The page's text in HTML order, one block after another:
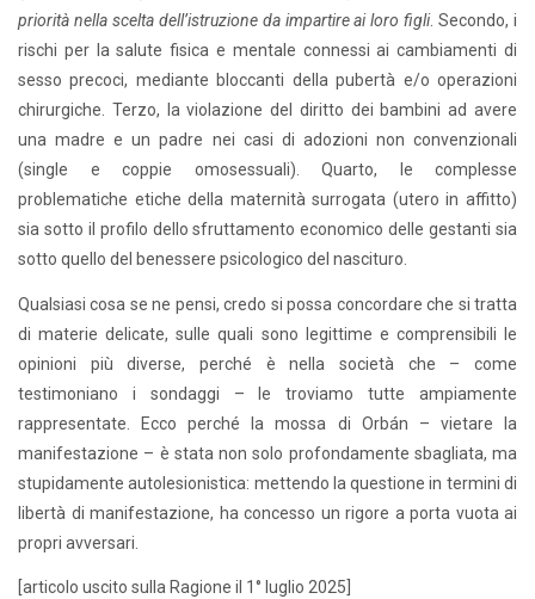
priorità nella scelta dell’istruzione da impartire ai loro figli. Secondo, i
rischi per la salute fisica e mentale connessi ai cambiamenti di
sesso precoci, mediante bloccanti della pubertà e/o operazioni
chirurgiche. Terzo, la violazione del diritto dei bambini ad avere
una madre e un padre nei casi di adozioni non convenzionali
(single e coppie omosessuali). Quarto, le complesse
problematiche etiche della maternità surrogata (utero in affitto)
sia sotto il profilo dello sfruttamento economico delle gestanti sia
sotto quello del benessere psicologico del nascituro.
Qualsiasi cosa se ne pensi, credo si possa concordare che si tratta
di materie delicate, sulle quali sono legittime e comprensibili le
opinioni più diverse, perché è nella società che – come
testimoniano i sondaggi – le troviamo tutte ampiamente
rappresentate. Ecco perché la mossa di Orbán – vietare la
manifestazione – è stata non solo profondamente sbagliata, ma
stupidamente autolesionistica: mettendo la questione in termini di
libertà di manifestazione, ha concesso un rigore a porta vuota ai
propri avversari.
[articolo uscito sulla Ragione il 1° luglio 2025]